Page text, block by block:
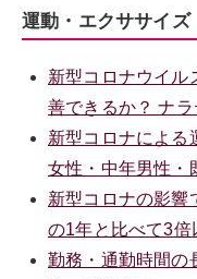
運動・エクササイズ
新型コロナウイル
善できるか？ ナ
新型コロナによる
女性・中年男性・
新型コロナの影響
の1年と比べて3倍
勤務・通勤時間の